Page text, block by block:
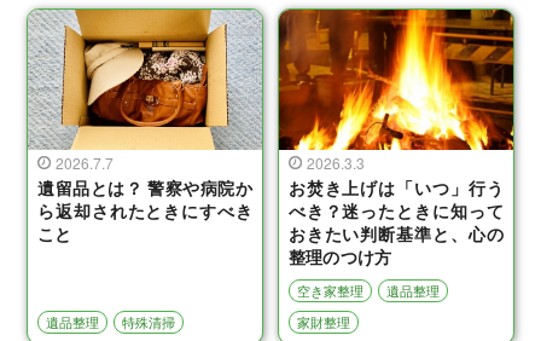
2026.7.7
遺留品とは？ 警察や病院か
ら返却されたときにすべき
こと
遺品整理 特殊清掃
2026.3.3
お焚き上げは「いつ」行う
べき？迷ったときに知って
おきたい判断基準と、心の
整理のつけ方
空き家整理
遺品整理
家財整理